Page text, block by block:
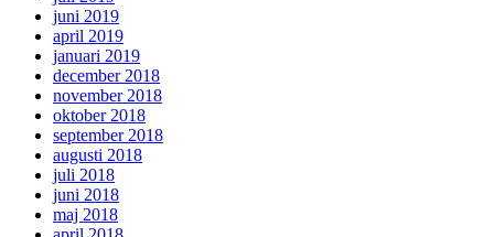
juni 2019
april 2019
januari 2019
december 2018
november 2018
oktober 2018
september 2018
augusti 2018
juli 2018
juni 2018
maj 2018